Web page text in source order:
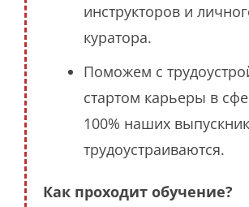
инструкторов и
куратора.
Поможем с
стартом карьеры в
100% наших
трудоустраиваются.
Как проходит обучение?